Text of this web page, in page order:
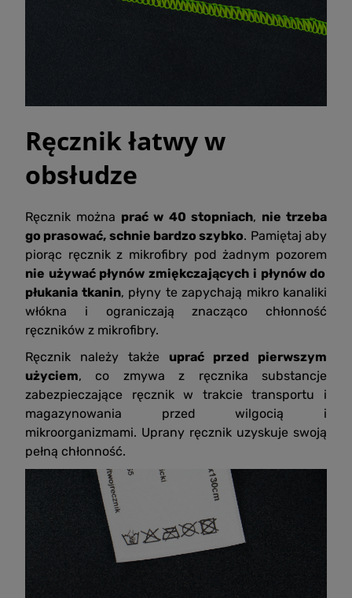
Ręcznik łatwy w
obsłudze
Ręcznik można prać w 40 stopniach, nie trzeba
go prasować, schnie bardzo szybko. Pamiętaj aby
piorąc ręcznik z mikrofibry pod żadnym pozorem
nie używać płynów zmiękczających i płynów do
płukania tkanin, płyny te zapychają mikro kanaliki
włókna i ograniczają znacząco chłonność
ręczników z mikrofibry.
Ręcznik należy także uprać przed pierwszym
użyciem, co zmywa z ręcznika substancje
zabezpieczające ręcznik w trakcie transportu i
magazynowania przed wilgocią i
mikroorganizmami. Uprany ręcznik uzyskuje swoją
pełną chłonność.